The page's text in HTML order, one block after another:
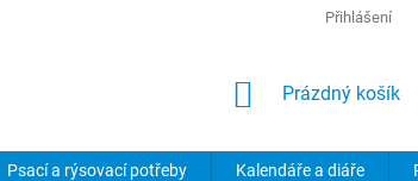
PODMÍNKY OCHRANY OSOBNÍCH ÚDAJŮ
Přihlášení
NÁKUPNÍ
Prázdný košík
Psací a rýsovací potřeby Kalendáře a diáře